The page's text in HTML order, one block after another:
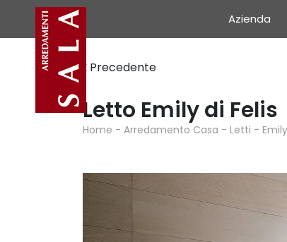
Azienda
Precedente
Letto Emily di Felis
Home - Arredamento Casa - Letti - Emily